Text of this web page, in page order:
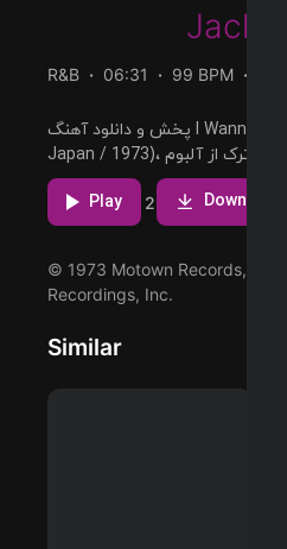
R&B 06:31 99 BPM
پخش و دانلود آهنگ I Wanna Be Where You Are (Live In
Japan / 1973)، دوازدهمین ترک از آلبوم In Japan! که توسط
Jackson 5 اجرا شده است را میتوانید با دو کیفیت 320 و
FLAC دریافت کنید.
Play 2 Download
© 1973 Motown Records, a
Recordings, Inc.
Similar